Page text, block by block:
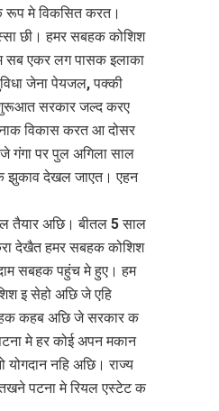
रूप मे विकसित करत।
छी। हमर सबहक कोशिश
सब एकर लग पासक इलाका
जेना पेयजल, पक्की
सरकार जल्द करए
विकास करत आ दोसर
पर पुल अगिला साल
झुकाव देखल जाएत। एहन
तैयार अछि। बीतल 5 साल
देखैत हमर सबहक कोशिश
सबहक पहुंच मे हुए। हम
इ सेहो अछि जे एहि
कहब अछि जे सरकार क
मे हर कोई अपन मकान
नहि अछि। राज्य
तखने पटना मे रियल एस्टेट क